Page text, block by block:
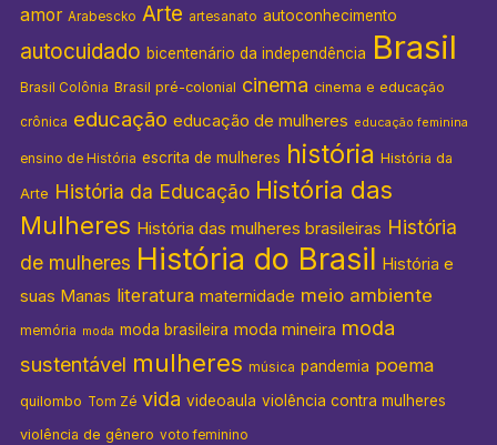
amor Arabescko Arte artesanato autoconhecimento
autocuidado bicentenário da independência Brasil
Brasil Colônia Brasil pré-colonial cinema cinema e educação
crônica educação educação de mulheres educação feminina
ensino de História escrita de mulheres história História da
Arte História da Educação História das
Mulheres História das mulheres brasileiras História
de mulheres História do Brasil História e
suas Manas literatura maternidade meio ambiente
memória moda moda brasileira moda mineira moda
sustentável mulheres música pandemia poema
quilombo Tom Zé vida videoaula violência contra mulheres
violência de gênero voto feminino